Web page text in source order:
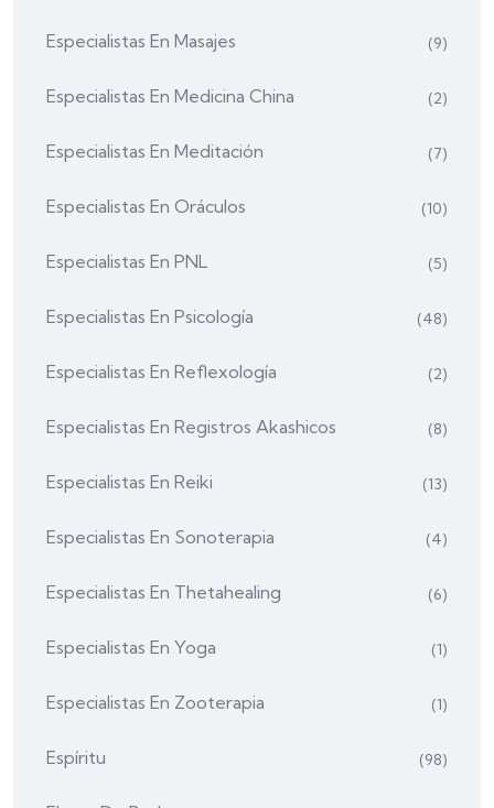
Especialistas En Masajes (9)
Especialistas En Medicina China (2)
Especialistas En Meditación (7)
Especialistas En Oráculos (10)
Especialistas En PNL (5)
Especialistas En Psicología (48)
Especialistas En Reflexología (2)
Especialistas En Registros Akashicos (8)
Especialistas En Reiki (13)
Especialistas En Sonoterapia (4)
Especialistas En Thetahealing (6)
Especialistas En Yoga (1)
Especialistas En Zooterapia (1)
Espíritu (98)